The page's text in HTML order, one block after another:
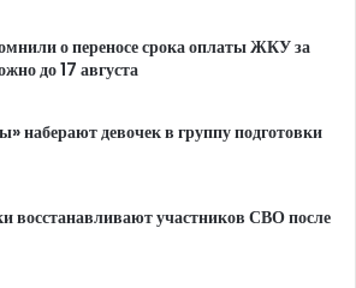
о переносе срока оплаты ЖКУ за
до 17 августа
наберают девочек в группу подготовки
восстанавливают участников СВО после